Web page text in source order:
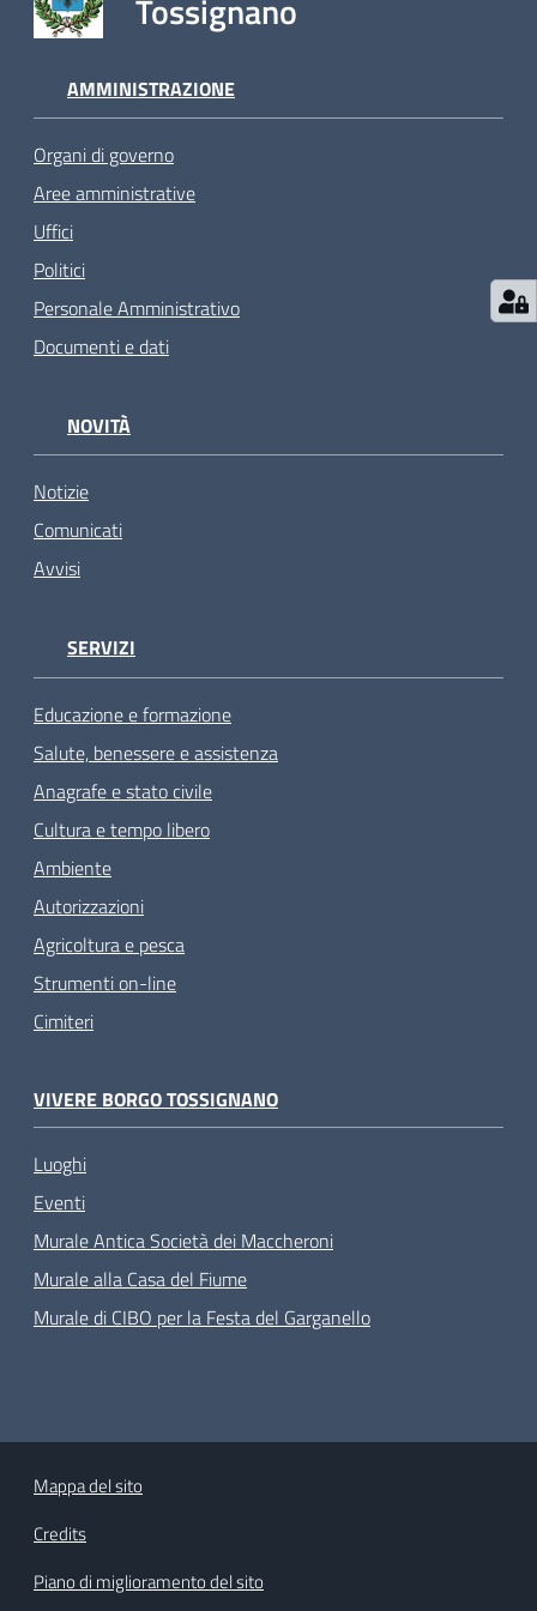
Tossignano
AMMINISTRAZIONE
Organi di governo
Aree amministrative
Uffici
Politici
Personale Amministrativo
Documenti e dati
NOVITÀ
Notizie
Comunicati
Avvisi
SERVIZI
Educazione e formazione
Salute, benessere e assistenza
Anagrafe e stato civile
Cultura e tempo libero
Ambiente
Autorizzazioni
Agricoltura e pesca
Strumenti on-line
Cimiteri
VIVERE BORGO TOSSIGNANO
Luoghi
Eventi
Murale Antica Società dei Maccheroni
Murale alla Casa del Fiume
Murale di CIBO per la Festa del Garganello
Mappa del sito
Credits
Piano di miglioramento del sito